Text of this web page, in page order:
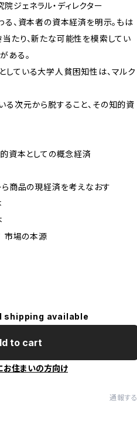
ェネラル・ディレクター
る、資本者の資本経済を明示。もは
たり、新たな可能性を模索してい
ある。
している大学人貧困知性は、マルク
る次元から脱すること、その知的資
資本としての概念経済
ら商品の現経済を考えなおす
市場の本源
shipping available
to cart
お住まいの方向け
通報する